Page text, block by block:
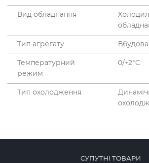
Вид обладнання
Тип агрегату
Температурний
режим
0/+2°C
Тип охолодження
СУПУТНІ ТОВАРИ